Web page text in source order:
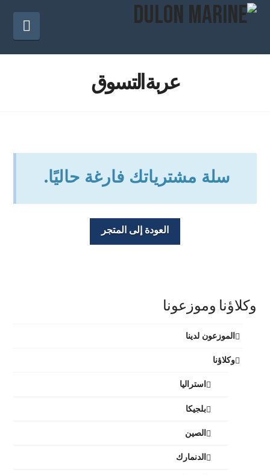
عربة التسوق
سلة مشترياتك فارغة حاليًا.
العودة إلى المتجر
وكلاؤنا وموزعونا
الموزعون لدينا
وكلاؤنا
استراليا
بلجيكا
الصين
الدنمارك